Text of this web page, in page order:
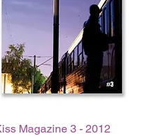
Magazine 3 - 2012